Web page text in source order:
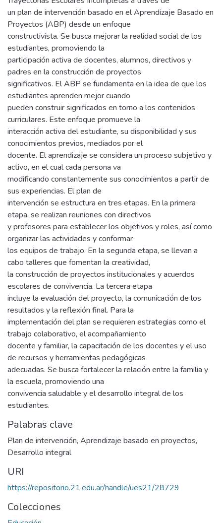
un plan de intervención basado en el Aprendizaje Basado en
Proyectos (ABP) desde un enfoque
constructivista. Se busca mejorar la realidad social de los
estudiantes, promoviendo la
participación activa de docentes, alumnos, directivos y
padres en la construcción de proyectos
significativos. El ABP se fundamenta en la idea de que los
estudiantes aprenden mejor cuando
pueden construir significados en torno a los contenidos
curriculares. Este enfoque promueve la
interacción activa del estudiante, su disponibilidad y sus
conocimientos previos, mediados por el
docente. El aprendizaje se considera un proceso subjetivo y
activo, en el cual cada persona va
modificando constantemente sus conocimientos a partir de
sus experiencias. El plan de
intervención se estructura en tres etapas. En la primera
etapa, se realizan reuniones con directivos
y profesores para establecer los objetivos y roles, así como
organizar las actividades y conformar
los equipos de trabajo. En la segunda etapa, se llevan a
cabo talleres que fomentan la creatividad,
la construcción de proyectos institucionales y acuerdos
escolares de convivencia. La tercera etapa
incluye la evaluación del proyecto, la comunicación de los
resultados y la reflexión final. Para la
implementación del plan se requieren estrategias como el
trabajo colaborativo, el acompañamiento
docente y familiar, la capacitación de los docentes y el uso
de recursos y herramientas pedagógicas
adecuadas. Se busca fortalecer la relación entre la familia y
la escuela, promoviendo una
convivencia saludable y el desarrollo integral de los
estudiantes.
Palabras clave
Plan de intervención, Aprendizaje basado en proyectos,
Desarrollo integral
URI
https://repositorio.21.edu.ar/handle/ues21/28729
Colecciones